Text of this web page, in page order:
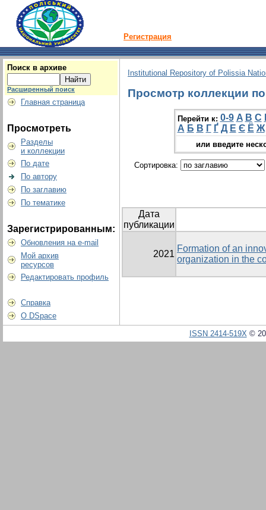
Регистрация
Поиск в архиве
Расширенный поиск
Главная страница
Просмотреть
Разделы
и коллекции
По дате
По автору
По заглавию
По тематике
Зарегистрированным:
Обновления на e-mail
Мой архив
ресурсов
Редактировать профиль
Справка
О DSpace
Institutional Repository of Polissia
Просмотр коллекции
Перейти к: 0-9 A B C
А Б В Г Ґ Д Е Є Ё Ж
или введите
Сортировка:
Дата
публикации
2021
Formation of an
organization in the
ISSN 2414-519X©